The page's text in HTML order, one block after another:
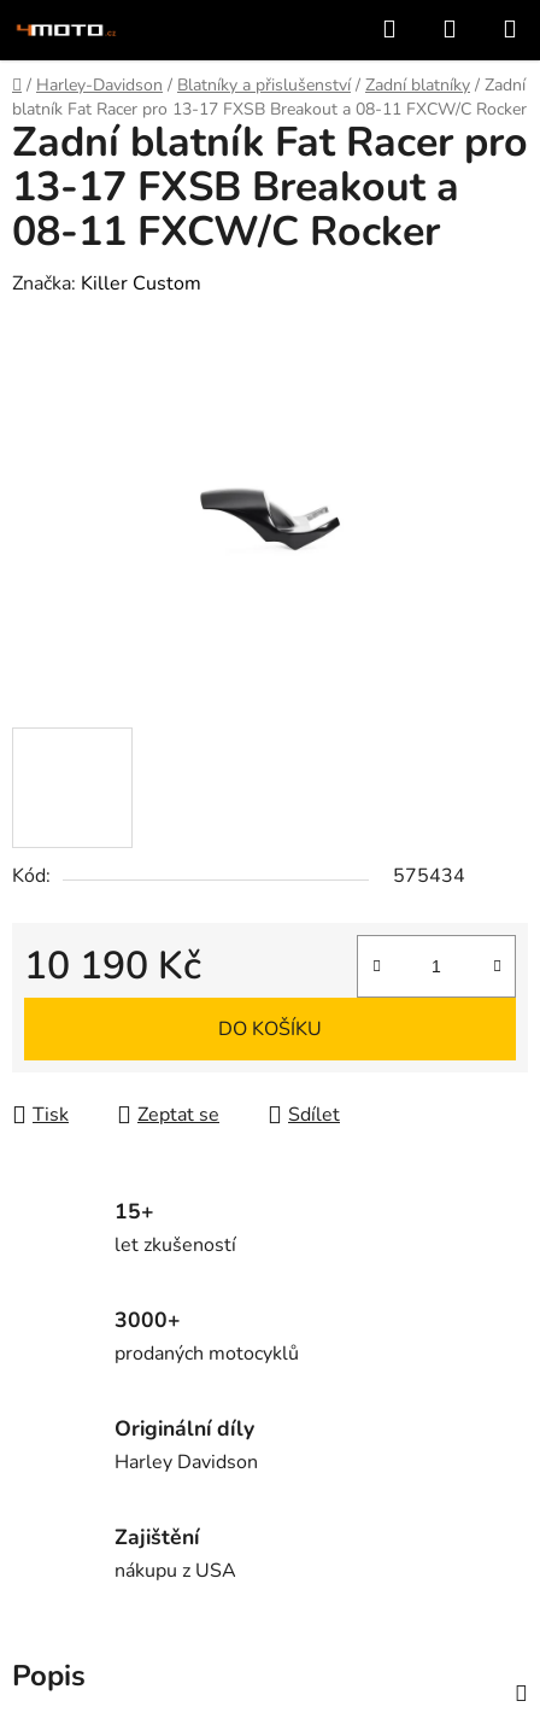
na
obsah
Hledat
KOŠÍK
Domů
/ Harley-Davidson / Blatníky a přislušenství / Zadní blatníky / Zadní
blatník Fat Racer pro 13-17 FXSB Breakout a 08-11 FXCW/C Rocker
Kód: 575434
10 190 Kč
Měrná cena:
DO KOŠÍKU
Tisk Zeptat se Sdílet
Zadní blatník Fat Racer pro
13-17 FXSB Breakout a
08-11 FXCW/C Rocker
Značka: Killer Custom
15+
let zkušeností
3000+
prodaných motocyklů
Originální díly
Harley Davidson
Zajištění
nákupu z USA
Popis